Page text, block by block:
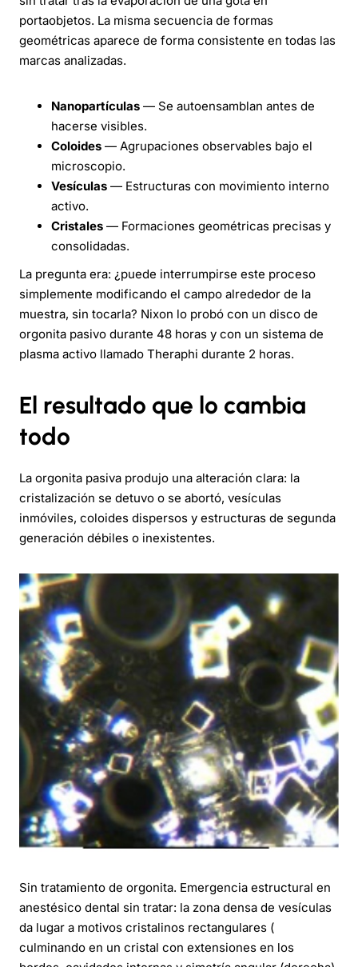
portaobjetos. La misma secuencia de formas
geométricas aparece de forma consistente en todas las
marcas analizadas.
Nanopartículas — Se autoensamblan antes de
hacerse visibles.
Coloides — Agrupaciones observables bajo el
microscopio.
Vesículas — Estructuras con movimiento interno
activo.
Cristales — Formaciones geométricas precisas y
consolidadas.
La pregunta era: ¿puede interrumpirse este proceso
simplemente modificando el campo alrededor de la
muestra, sin tocarla? Nixon lo probó con un disco de
orgonita pasivo durante 48 horas y con un sistema de
plasma activo llamado Theraphi durante 2 horas.
El resultado que lo cambia
todo
La orgonita pasiva produjo una alteración clara: la
cristalización se detuvo o se abortó, vesículas
inmóviles, coloides dispersos y estructuras de segunda
generación débiles o inexistentes.
Sin tratamiento de orgonita. Emergencia estructural en
anestésico dental sin tratar: la zona densa de vesículas
da lugar a motivos cristalinos rectangulares (
culminando en un cristal con extensiones en los